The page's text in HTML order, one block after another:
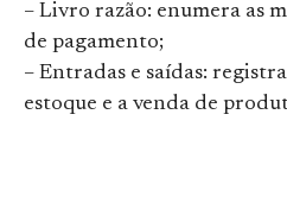
– Livro razão: enumera as
de pagamento;
– Entradas e saídas:
estoque e a venda de